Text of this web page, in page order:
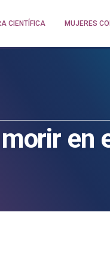
CIENTÍFICA MUJERES
en